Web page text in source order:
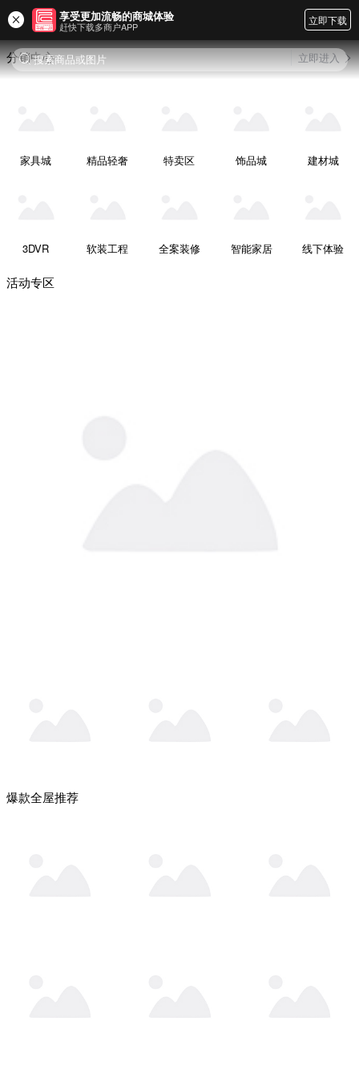
享受更加流畅的商城体验
赶快下载多商户APP 立即下载
搜索商品或图片
分销中心 立即进入
家具城 精品轻奢 特卖区 饰品城 建材城
3DVR 软装工程 全案装修 智能家居 线下体验
活动专区
爆款全屋推荐